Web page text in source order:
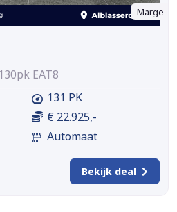
Marge
EAT8
131 PK
€ 22.925,-
Automaat
Bekijk deal